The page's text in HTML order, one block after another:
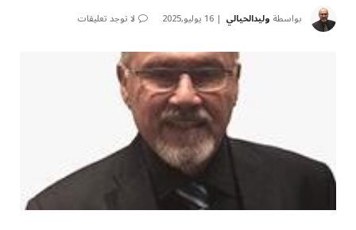
بواسطة وليدالحيالي 16 يوليو,2025 لا توجد تعليقات